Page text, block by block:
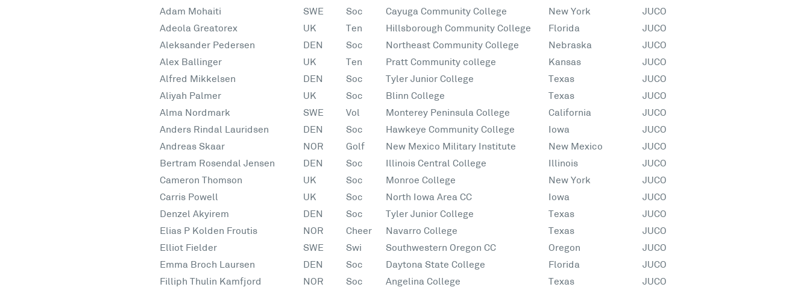
Adam Mohaiti
SWE Soc Cayuga Community College New York
JUCO
Adeola Greatorex
UK Ten Hillsborough Community College Florida
JUCO
Aleksander Pedersen
DEN Soc Northeast Community College Nebraska
JUCO
Alex Ballinger
UK Ten Pratt Community college Kansas
JUCO
Alfred Mikkelsen
DEN Soc Tyler Junior College Texas
JUCO
Aliyah Palmer
UK Soc Blinn College Texas
JUCO
Alma Nordmark
SWE Vol Monterey Peninsula College California
JUCO
Anders Rindal Lauridsen
DEN Soc Hawkeye Community College Iowa
JUCO
Andreas Skaar
NOR Golf New Mexico Military Institute New Mexico
JUCO
Bertram Rosendal Jensen
DEN Soc Illinois Central College Illinois
JUCO
Cameron Thomson
UK Soc Monroe College New York
JUCO
Carris Powell
UK Soc North Iowa Area CC Iowa
JUCO
Denzel Akyirem
DEN Soc Tyler Junior College Texas
JUCO
Elias P Kolden Froutis
NOR Cheer Navarro College Texas
JUCO
Elliot Fielder
SWE Swi Southwestern Oregon CC Oregon
JUCO
Emma Broch Laursen
DEN Soc Daytona State College Florida
JUCO
Filliph Thulin Kamfjord
NOR Soc Angelina College Texas
JUCO